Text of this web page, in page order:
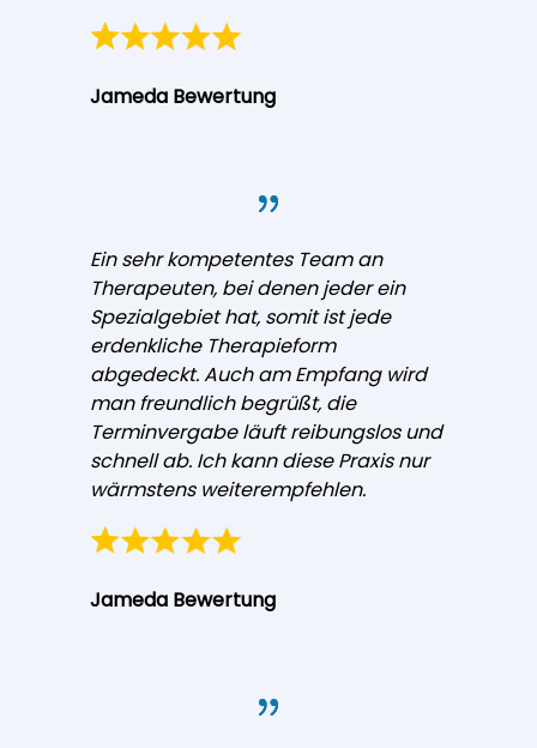
Jameda Bewertung
Ein sehr kompetentes Team an
Therapeuten, bei denen jeder ein
Spezialgebiet hat, somit ist jede
erdenkliche Therapieform
abgedeckt. Auch am Empfang wird
man freundlich begrüßt, die
Terminvergabe läuft reibungslos und
schnell ab. Ich kann diese Praxis nur
wärmstens weiterempfehlen.
Jameda Bewertung